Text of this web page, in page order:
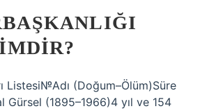
Listesi№Adı (Doğum–Ölüm)Süre
Gürsel (1895–1966)4 yıl ve 154